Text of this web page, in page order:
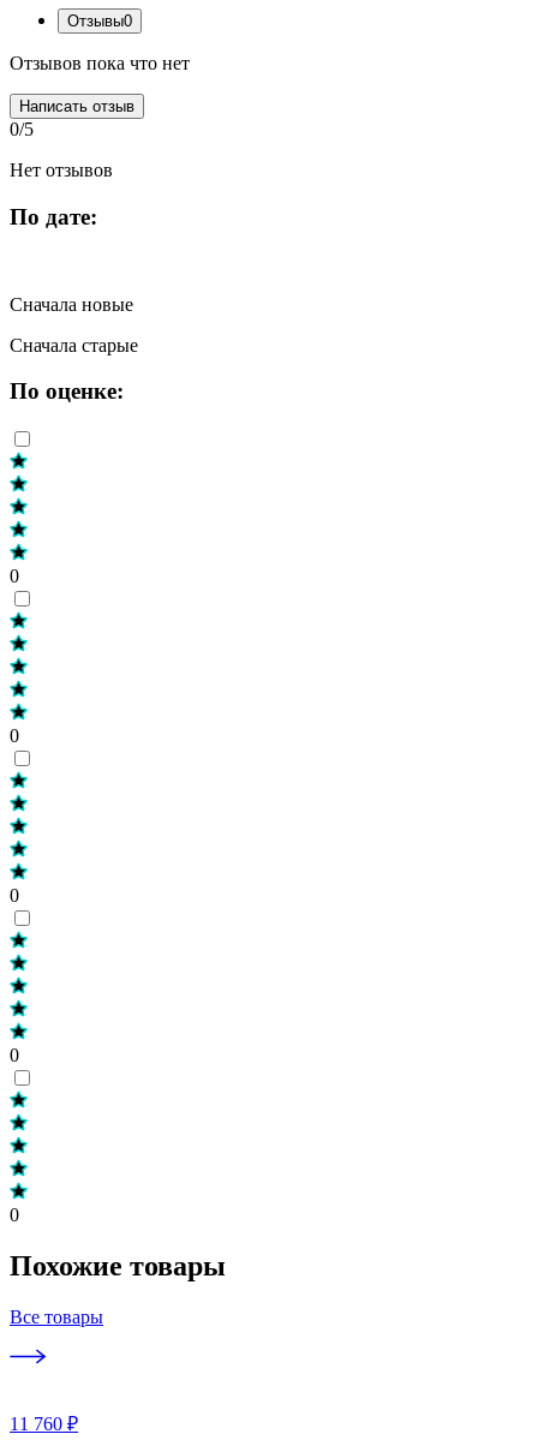
Отзывы0
Отзывов пока что нет
Написать отзыв
0/5
Нет отзывов
По дате:
Сначала новые
Сначала старые
По оценке:
0
0
0
0
0
Похожие товары
Все товары
11 760 ₽